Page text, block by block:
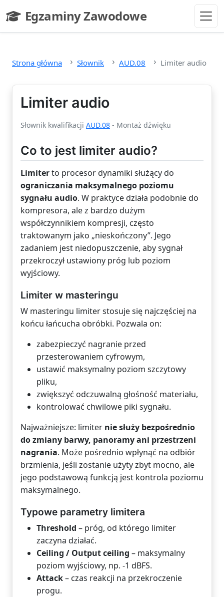
Egzaminy Zawodowe
- strona główna
Strona główna Słownik AUD.08 Limiter audio
Limiter audio
Słownik kwalifikacji AUD.08 - Montaż dźwięku
Co to jest limiter audio?
Limiterto procesor dynamiki służący do
ograniczania maksymalnego poziomu
sygnału audio. W praktyce działa podobnie do
kompresora, ale z bardzo dużym
współczynnikiem kompresji, często
traktowanym jako „nieskończony”. Jego
zadaniem jest niedopuszczenie, aby sygnał
przekroczył ustawiony próg lub poziom
wyjściowy.
Limiter w masteringu
W masteringu limiter stosuje się najczęściej na
końcu łańcucha obróbki. Pozwala on:
zabezpieczyć nagranie przed
przesterowaniem cyfrowym,
ustawić maksymalny poziom szczytowy
pliku,
zwiększyć odczuwalną głośność materiału,
kontrolować chwilowe piki sygnału.
Najważniejsze: limiter nie służy bezpośrednio
do zmiany barwy, panoramy ani przestrzeni
nagrania. Może pośrednio wpłynąć na odbiór
brzmienia, jeśli zostanie użyty zbyt mocno, ale
jego podstawową funkcją jest kontrola poziomu
maksymalnego.
Typowe parametry limitera
Threshold – próg, od którego limiter
zaczyna działać.
Ceiling / Output ceiling – maksymalny
poziom wyjściowy, np. -1 dBFS.
Attack– czas reakcji na przekroczenie
progu.